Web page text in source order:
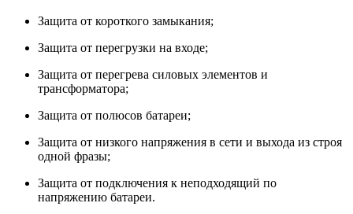
Защита от короткого замыкания;
Защита от перегрузки на входе;
Защита от перегрева силовых элементов и
трансформатора;
Защита от полюсов батареи;
Защита от низкого напряжения в сети и выхода из строя
одной фразы;
Защита от подключения к неподходящий по
напряжению батареи.